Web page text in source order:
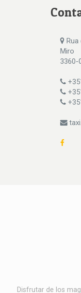
Rua
Miro
3360-
Disfrutar de los